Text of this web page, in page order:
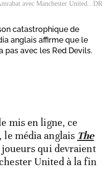
avec Manchester United.. DR
catastrophique de
anglais affirme que le
pas avec les Red Devils.
mis en ligne, ce
le média anglais The
qui devraient
United à la fin